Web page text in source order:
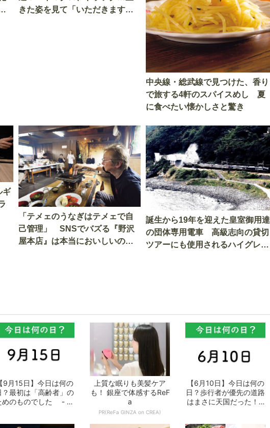
きた姿を見て「いただきます」
中央線・総武線で見つけた、香り
で旅する4軒のスパイスめし 夏
に食べたい懐かしさと驚き
「テメェのうなぎはテメェで自
己管理」 SNSでバズる『野沢
屋本店』は本当においしいの
誕生から19年を迎えた皇室御用達
の団体専用電車 高級志向の貸切
ツアーにも使用されるハイグレー
【9月15日】今日は何の
？最初は「高齢者」の
めのものでした - お
上質な眠りも美髪ケア
も！ 銀座で体感するReF
a
PR(ReFa GINZA on CREA)
【6月10日】今日は何の
日？歩行者が優先の道路
はまさに天国だった！ -